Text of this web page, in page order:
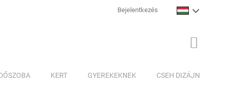
Bejelentkezés
KERT GYEREKEKNEK CSEH DIZÁJN